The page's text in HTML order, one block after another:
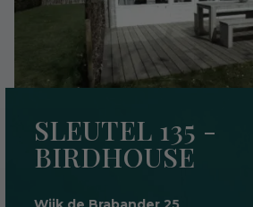
SLEUTEL 135 -
BIRDHOUSE